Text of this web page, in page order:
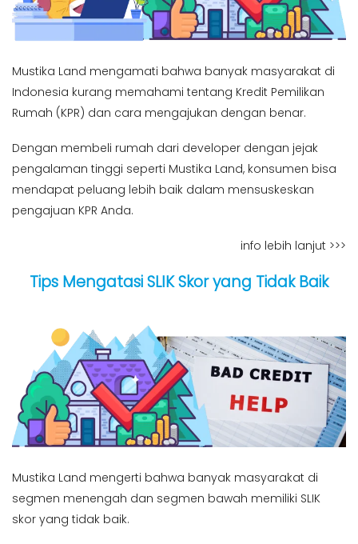
Mustika Land mengamati bahwa banyak masyarakat di
Indonesia kurang memahami tentang Kredit Pemilikan
Rumah (KPR) dan cara mengajukan dengan benar.
Dengan membeli rumah dari developer dengan jejak
pengalaman tinggi seperti Mustika Land, konsumen bisa
mendapat peluang lebih baik dalam mensuskeskan
pengajuan KPR Anda.
info lebih lanjut >>>
Tips Mengatasi SLIK Skor yang Tidak Baik
Mustika Land mengerti bahwa banyak masyarakat di
segmen menengah dan segmen bawah memiliki SLIK
skor yang tidak baik.